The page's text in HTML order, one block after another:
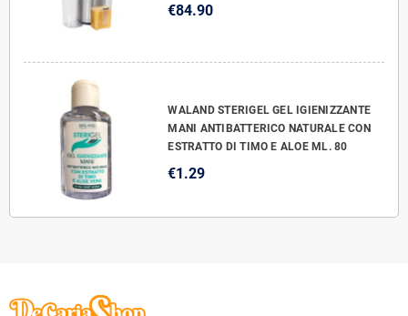
€84.90
WALAND STERIGEL GEL IGIENIZZANTE
MANI ANTIBATTERICO NATURALE CON
ESTRATTO DI TIMO E ALOE ML. 80
€1.29